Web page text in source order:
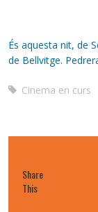
És aquesta nit, de
de Bellvitge.
Cinema en curs
Share
This